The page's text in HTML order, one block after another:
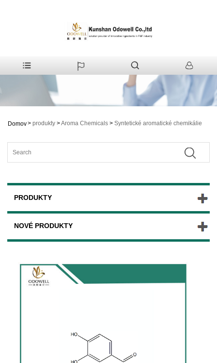
Domov> produkty >Aroma Chemicals > Syntetické aromatické chemikálie
PRODUKTY
NOVÉ PRODUKTY